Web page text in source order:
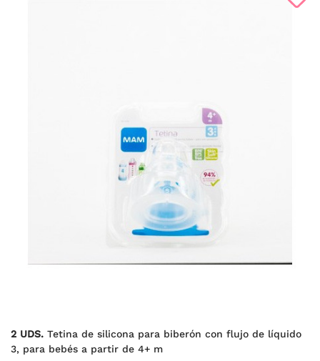
2 UDS. Tetina de silicona para biberón con flujo de líquido
3, para bebés a partir de 4+ m